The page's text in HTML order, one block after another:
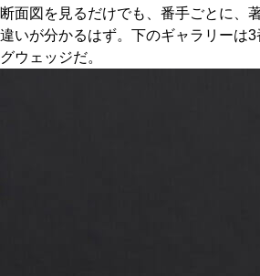
断面図を見るだけでも、番手ごとに、
違いが分かるはず。下のギャラリーは
グウェッジだ。